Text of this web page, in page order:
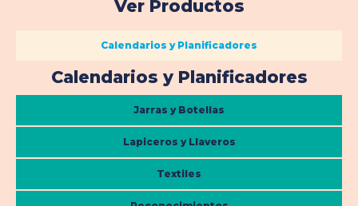
Ver Productos
Calendarios y Planificadores
Jarras y Botellas
Lapiceros y Llaveros
Textiles
Calendarios y Planificadores